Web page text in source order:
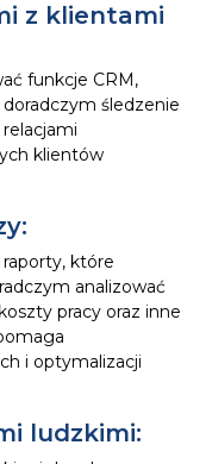
z klientami
funkcje CRM,
śledzenie
klientów
które
analizować
pracy oraz inne
i optymalizacji
ludzkimi: